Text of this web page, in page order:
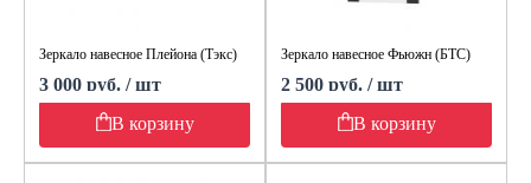
Зеркало навесное Плейона (Тэкс)
3 000 руб. / шт
В корзину
Зеркало навесное Фьюжн (БТС)
2 500 руб. / шт
В корзину